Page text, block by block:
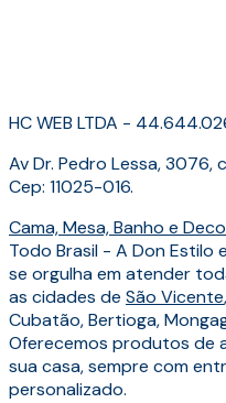
HC WEB LTDA -
Av Dr. Pedro Lessa, 3076,
Cep: 11025-016.
Cama, Mesa, Banho e
Todo Brasil - A Don Estilo
se orgulha em atender
as cidades de São Vicente,
Cubatão, Bertioga,
Oferecemos produtos de
sua casa, sempre com
personalizado.